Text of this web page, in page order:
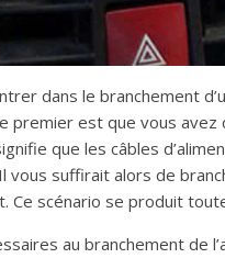
dans le branchement
premier est que vous avez
que les câbles
suffirait alors de
Ce scénario se produit
au branchement de